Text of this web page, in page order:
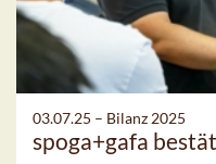
03.07.25 – Bilanz 2025
spoga+gafa